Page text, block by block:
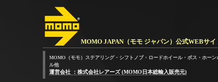
MOMO JAPAN（モモ ジャパン）公式WEBサイ
MOMO（モモ）ステアリング・シフトノブ・ロードホイール・ボス・ホー
ル他
運営会社 ：株式会社レアーズ (MOMO日本総輸入販売元)